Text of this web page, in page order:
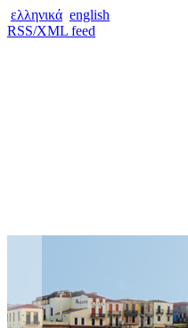
ελληνικά english
RSS/XML feed